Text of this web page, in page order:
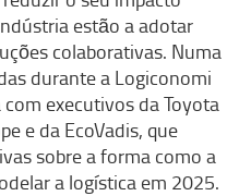
estão a adotar
colaborativas. Numa
durante a Logiconomi
executivos da Toyota
e da EcoVadis, que
sobre a forma como a
a logística em 2025.